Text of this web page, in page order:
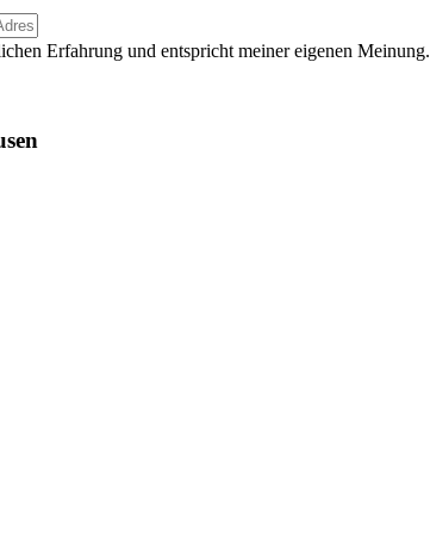
Erfahrung und entspricht meiner eigenen Meinung.